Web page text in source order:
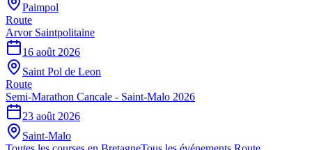
Paimpol
Route
Arvor Saintpolitaine
16 août 2026
Saint Pol de Leon
Route
Semi-Marathon Cancale - Saint-Malo 2026
23 août 2026
Saint-Malo